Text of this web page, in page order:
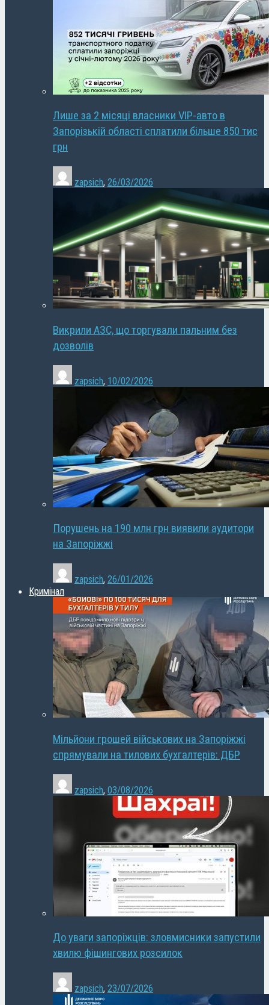
Лише за 2 місяці власники VIP-авто в
Запорізькій області сплатили більше 850 тис
грн
zapsich, 26/03/2026
Викрили АЗС, що торгували пальним без
дозволів
zapsich, 10/02/2026
Порушень на 190 млн грн виявили аудитори
на Запоріжжі
zapsich, 26/01/2026
Кримінал
Мільйони грошей військових на Запоріжжі
спрямували на тилових бухгалтерів: ДБР
zapsich, 03/08/2026
До уваги запоріжців: зловмисники запустили
хвилю фішингових розсилок
zapsich, 23/07/2026